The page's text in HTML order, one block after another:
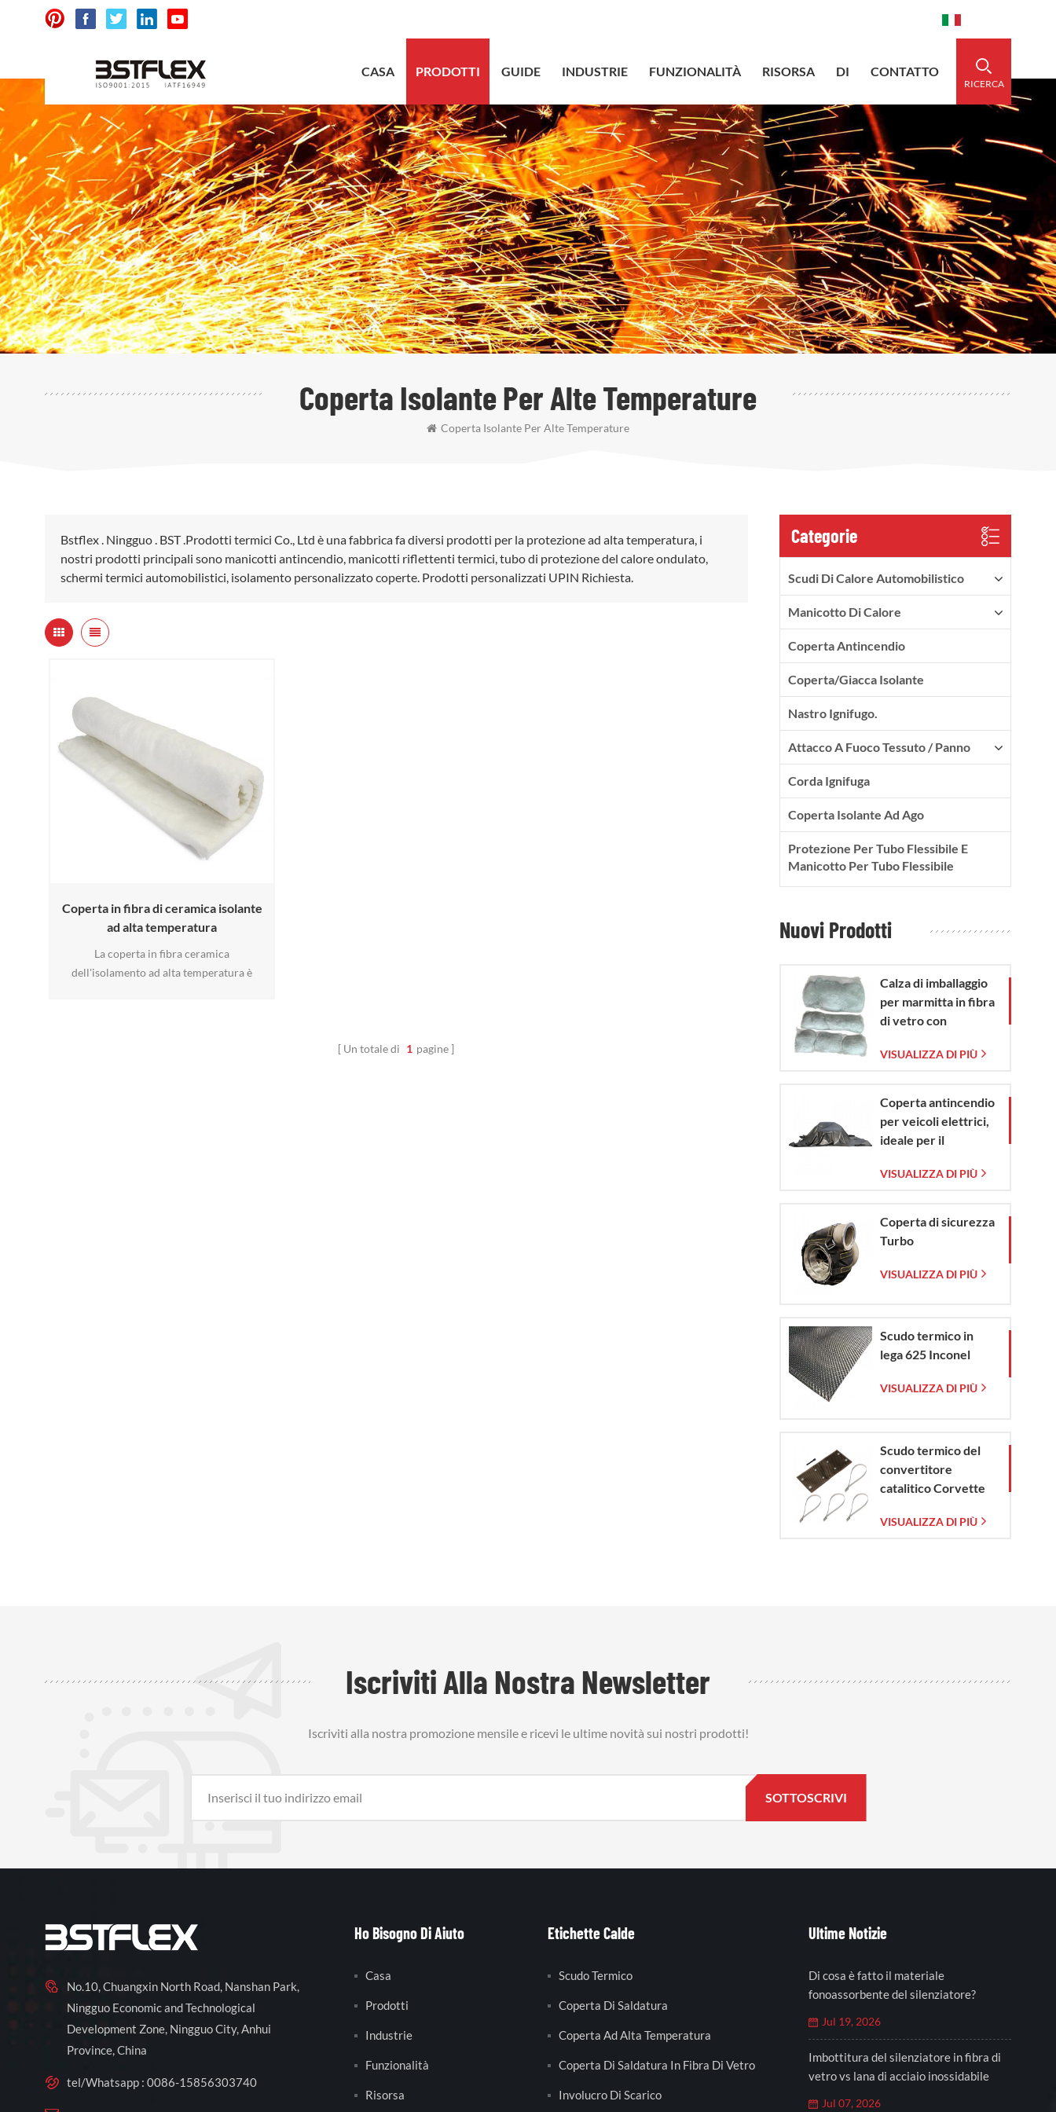
RICERCA
CASA PRODOTTI GUIDE INDUSTRIE FUNZIONALITÀ RISORSA DI CONTATTO
Coperta Isolante Per Alte Temperature
Coperta Isolante Per Alte Temperature
Bstflex . Ningguo . BST .Prodotti termici Co., Ltd è una fabbrica fa diversi prodotti per la protezione ad alta temperatura, i
nostri prodotti principali sono manicotti antincendio, manicotti riflettenti termici, tubo di protezione del calore ondulato,
schermi termici automobilistici, isolamento personalizzato coperte. Prodotti personalizzati UPIN Richiesta.
Coperta in fibra di ceramica isolante
ad alta temperatura
La coperta in fibra ceramica
dell'isolamento ad alta temperatura è
Un totale di 1 pagine
Categorie
Scudi Di Calore Automobilistico
Manicotto Di Calore
Coperta Antincendio
Coperta/Giacca Isolante
Nastro Ignifugo.
Attacco A Fuoco Tessuto / Panno
Corda Ignifuga
Coperta Isolante Ad Ago
Protezione Per Tubo Flessibile E
Manicotto Per Tubo Flessibile
Nuovi Prodotti
Calza di imballaggio
per marmitta in fibra
di vetro con
vetro intrecciata
VISUALIZZA DI PIÙ
Coperta antincendio
per veicoli elettrici,
ideale per il
emergenze in caso di
elettrici e
automobili.
VISUALIZZA DI PIÙ
Coperta di sicurezza
Turbo
VISUALIZZA DI PIÙ
Scudo termico in
lega 625 Inconel
VISUALIZZA DI PIÙ
Scudo termico del
convertitore
catalitico Corvette
VISUALIZZA DI PIÙ
Iscriviti Alla Nostra Newsletter
Iscriviti alla nostra promozione mensile e ricevi le ultime novità sui nostri prodotti!
No.10, Chuangxin North Road, Nanshan Park,
Ningguo Economic and Technological
Development Zone, Ningguo City, Anhui
Province, China
tel/Whatsapp : 0086-15856303740
Ho Bisogno Di Aiuto
Casa
Prodotti
Industrie
Funzionalità
Risorsa
Etichette Calde
Scudo Termico
Coperta Di Saldatura
Coperta Ad Alta Temperatura
Coperta Di Saldatura In Fibra Di Vetro
Involucro Di Scarico
Ultime Notizie
Di cosa è fatto il materiale
fonoassorbente del silenziatore?
Jul 19, 2026
Imbottitura del silenziatore in fibra di
vetro vs lana di acciaio inossidabile
Jul 07, 2026